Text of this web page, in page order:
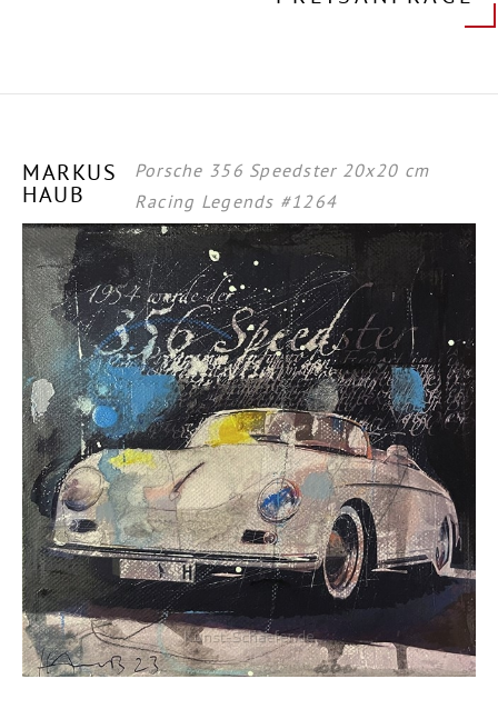
MARKUS
HAUB
Porsche 356 Speedster 20x20 cm
Racing Legends #1264